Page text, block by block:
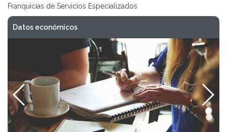
Franquicias de Servicios Especializados
Datos económicos